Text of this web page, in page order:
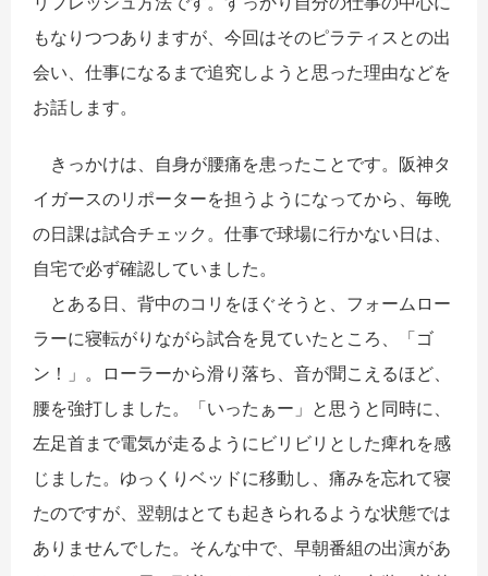
もなりつつありますが、今回はそのピラティスとの出
会い、仕事になるまで追究しようと思った理由などを
お話します。
きっかけは、自身が腰痛を患ったことです。阪神タ
イガースのリポーターを担うようになってから、毎晩
の日課は試合チェック。仕事で球場に行かない日は、
自宅で必ず確認していました。
とある日、背中のコリをほぐそうと、フォームロー
ラーに寝転がりながら試合を見ていたところ、「ゴ
ン！」。ローラーから滑り落ち、音が聞こえるほど、
腰を強打しました。「いったぁー」と思うと同時に、
左足首まで電気が走るようにビリビリとした痺れを感
じました。ゆっくりベッドに移動し、痛みを忘れて寝
たのですが、翌朝はとても起きられるような状態では
ありませんでした。そんな中で、早朝番組の出演があ